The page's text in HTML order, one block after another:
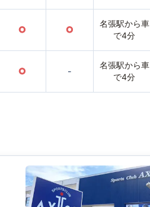
○ ○
名張駅から車
で4分
○ -
名張駅から車
で4分